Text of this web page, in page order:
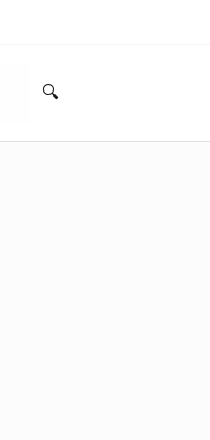
Kitchen
Search...
🔍